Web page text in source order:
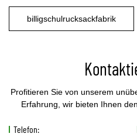
billigschulrucksackfabrik
Profitieren Sie von unserem
Erfahrung, wir bieten Ihnen
Telefon: